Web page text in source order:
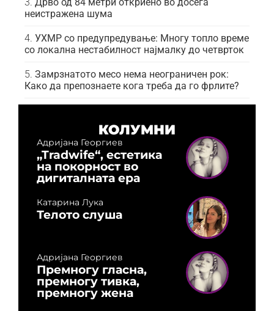
неистражена шума
УХМР со предупредување: Многу топло време
со локална нестабилност најмалку до четврток
Замрзнатото месо нема неограничен рок:
Како да препознаете кога треба да го фрлите?
КОЛУМНИ
Адријана Георгиев
„Tradwife“, естетика
на покорност во
дигиталната ера
Катарина Лука
Телото слуша
Адријана Георгиев
Премногу гласна,
премногу тивка,
премногу жена